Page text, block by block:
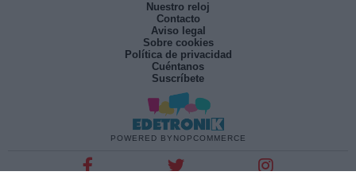
Nuestro reloj
Contacto
Aviso legal
Sobre cookies
Política de privacidad
Cuéntanos
Suscríbete
POWERED BY NOPCOMMERCE